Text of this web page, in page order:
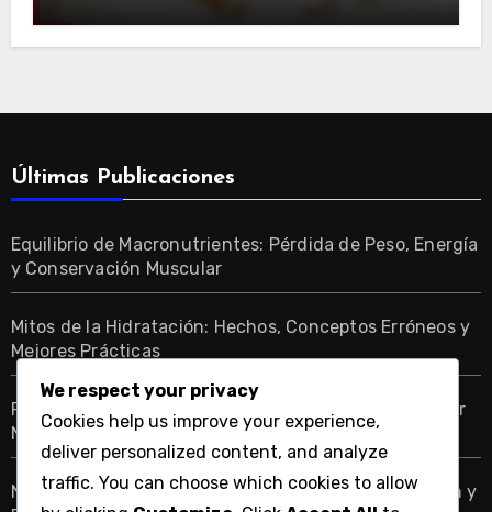
Últimas Publicaciones
Equilibrio de Macronutrientes: Pérdida de Peso, Energía
y Conservación Muscular
Mitos de la Hidratación: Hechos, Conceptos Erróneos y
Mejores Prácticas
Fuentes de Macronutrientes: Opciones Veganas, Valor
Nutricional y Rendimiento
Necesidades de Proteínas: Resistencia, Recuperación y
We respect your privacy
Cookies help us improve your experience,
deliver personalized content, and analyze
traffic. You can choose which cookies to allow